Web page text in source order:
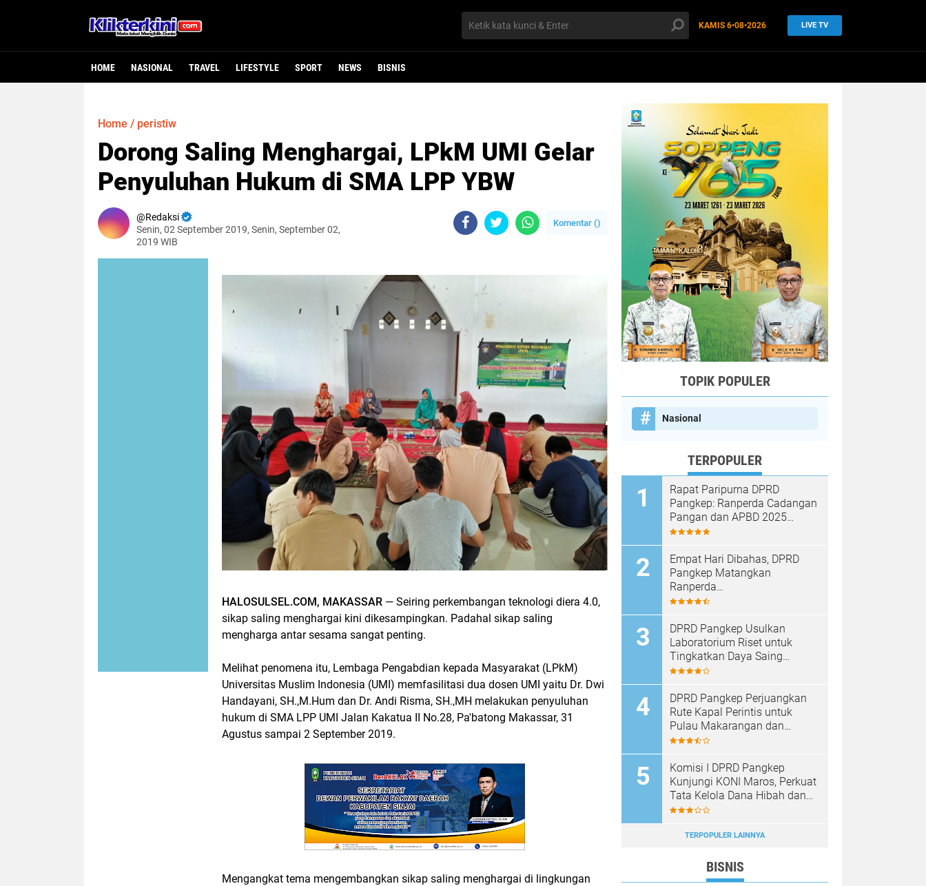
KAMIS 6•08•2026 LIVE TV
HOME NASIONAL TRAVEL LIFESTYLE SPORT NEWS BISNIS
Home / peristiw
Dorong Saling Menghargai, LPkM UMI Gelar
Penyuluhan Hukum di SMA LPP YBW
Redaksi
Senin, 02 September 2019, Senin, September 02,
2019 WIB
Komentar ()
HALOSULSEL.COM, MAKASSAR — Seiring perkembangan teknologi diera 4.0,
sikap saling menghargai kini dikesampingkan. Padahal sikap saling
mengharga antar sesama sangat penting.
Melihat penomena itu, Lembaga Pengabdian kepada Masyarakat (LPkM)
Universitas Muslim Indonesia (UMI) memfasilitasi dua dosen UMI yaitu Dr. Dwi
Handayani, SH.,M.Hum dan Dr. Andi Risma, SH.,MH melakukan penyuluhan
hukum di SMA LPP UMI Jalan Kakatua II No.28, Pa'batong Makassar, 31
Agustus sampai 2 September 2019.
Mengangkat tema mengembangkan sikap saling menghargai di lingkungan
TOPIK POPULER
Nasional
TERPOPULER
Rapat Paripurna DPRD
Pangkep: Ranperda Cadangan
Pangan dan APBD 2025
Disetujui dengan Sejumlah
Empat Hari Dibahas, DPRD
Pangkep Matangkan
Ranperda
Pertanggungjawaban APBD
DPRD Pangkep Usulkan
Laboratorium Riset untuk
Tingkatkan Daya Saing
Produk Unggulan
DPRD Pangkep Perjuangkan
Rute Kapal Perintis untuk
Pulau Makarangan dan
Langkoteang
Komisi I DPRD Pangkep
Kunjungi KONI Maros, Perkuat
Tata Kelola Dana Hibah dan
Pembinaan Olahraga
TERPOPULER LAINNYA
BISNIS